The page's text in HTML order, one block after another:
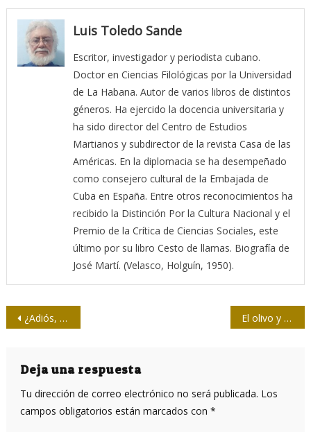
Luis Toledo Sande
Escritor, investigador y periodista cubano.
Doctor en Ciencias Filológicas por la Universidad
de La Habana. Autor de varios libros de distintos
géneros. Ha ejercido la docencia universitaria y
ha sido director del Centro de Estudios
Martianos y subdirector de la revista Casa de las
Américas. En la diplomacia se ha desempeñado
como consejero cultural de la Embajada de
Cuba en España. Entre otros reconocimientos ha
recibido la Distinción Por la Cultura Nacional y el
Premio de la Crítica de Ciencias Sociales, este
último por su libro Cesto de llamas. Biografía de
José Martí. (Velasco, Holguín, 1950).
Navegación
entradas
¿Adiós, celulares? Mark Zuckerberg asegura que serán reemplazados El olivo y el fin del eclipse en la cara de Handala
Deja una respuesta
Tu dirección de correo electrónico no será publicada. Los
campos obligatorios están marcados con *